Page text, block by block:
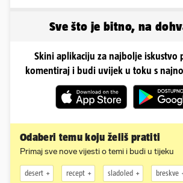
Sve što je bitno, na
Skini aplikaciju za najbolje iskustvo
komentiraj i budi uvijek u toku s
Odaberi temu koju želiš pratiti
Primaj sve nove vijesti o temi i budi u tijeku
desert recept sladoled breskve